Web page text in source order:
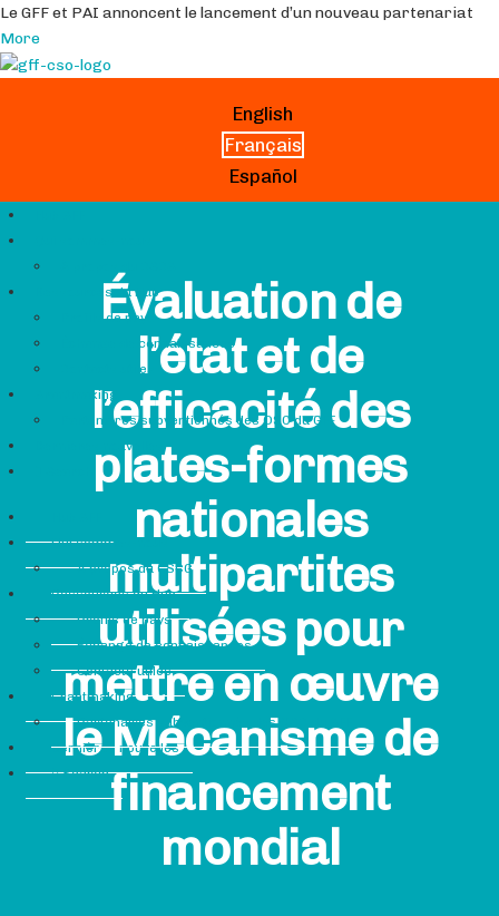
Le GFF et PAI annoncent le lancement d’un nouveau partenariat
More
English
Français
Español
Ressources du Hub
Profils de pays
Échange de connaissances
Contacts utiles
Grantmaking
Partenaires subventionnés des OSC du GFF
Dernières nouvelles
Qui sommes-nous
À propos du CSCG
Ressources du Hub
Profils de pays
Échange de connaissances
Contacts utiles
Grantmaking
Partenaires subventionnés des OSC du GFF
Dernières nouvelles
Search
Évaluation de
l’état et de
l’efficacité des
plates-formes
nationales
multipartites
utilisées pour
mettre en œuvre
le Mécanisme de
financement
mondial